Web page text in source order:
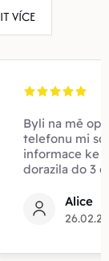
VÍCE
Byli na mě
telefonu mi
informace ke
dorazila do 3
Alice